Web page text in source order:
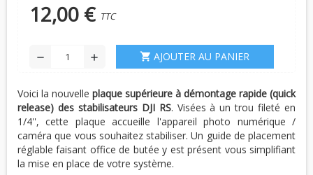
12,00 € TTC
remove add shopping_cart AJOUTER AU PANIER
Voici la nouvelle plaque supérieure à démontage rapide (quick
release) des stabilisateurs DJI RS. Visées à un trou fileté en
1/4'', cette plaque accueille l'appareil photo numérique /
caméra que vous souhaitez stabiliser. Un guide de placement
réglable faisant office de butée y est présent vous simplifiant
la mise en place de votre système.